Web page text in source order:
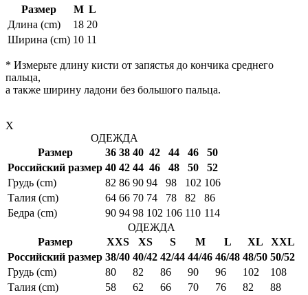
Размер
M L
Длина (cm)
18 20
Ширина (cm) 10 11
* Измерьте длину кисти от запястья до кончика среднего
пальца,
а также ширину ладони без большого пальца.
X
ОДЕЖДА
Размер
36 38 40 42 44 46
50
Российский размер 40 42 44 46 48 50
52
Грудь (cm)
82 86 90 94 98 102 106
Талия (cm)
64 66 70 74 78 82
86
Бедра (cm)
90 94 98 102 106 110 114
ОДЕЖДА
Размер
XXS XS S M L XL
XXL
Российский размер 38/40 40/42 42/44 44/46 46/48 48/50 50/52
Грудь (cm)
80 82 86 90 96 102
108
Талия (cm)
58 62 66 70 76 82
88